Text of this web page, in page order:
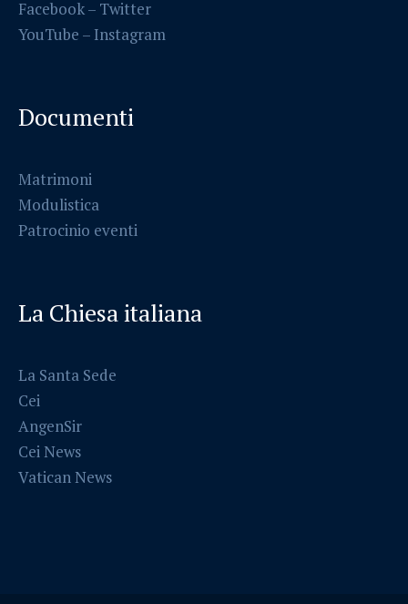
Facebook– Twitter
YouTube – Instagram
Documenti
Matrimoni
Modulistica
Patrocinio eventi
La Chiesa italiana
La Santa Sede
Cei
AngenSir
Cei News
Vatican News